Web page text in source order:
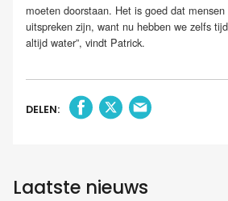
moeten doorstaan. Het is goed dat
uitspreken zijn, want nu hebben we zelfs
altijd water”, vindt Patrick.
DELEN:
Laatste nieuws